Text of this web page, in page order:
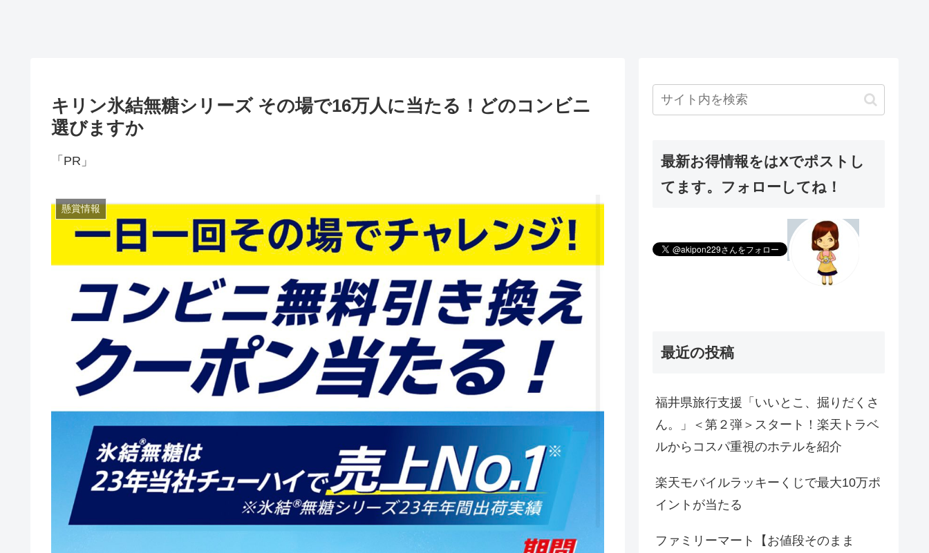
キリン氷結無糖シリーズ その場で16万人に当たる！どのコンビニ
選びますか
「PR」
懸賞情報
最新お得情報をはXでポストし
てます。フォローしてね！
最近の投稿
福井県旅行支援「いいとこ、掘りだくさ
ん。」＜第２弾＞スタート！楽天トラベ
ルからコスパ重視のホテルを紹介
楽天モバイルラッキーくじで最大10万ポ
イントが当たる
ファミリーマート【お値段そのまま